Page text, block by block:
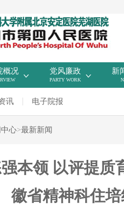
概况 党风廉政
PARTY WORK
新
讯 电子院报
心>最新新闻
本领 以评提
徽省精神科住